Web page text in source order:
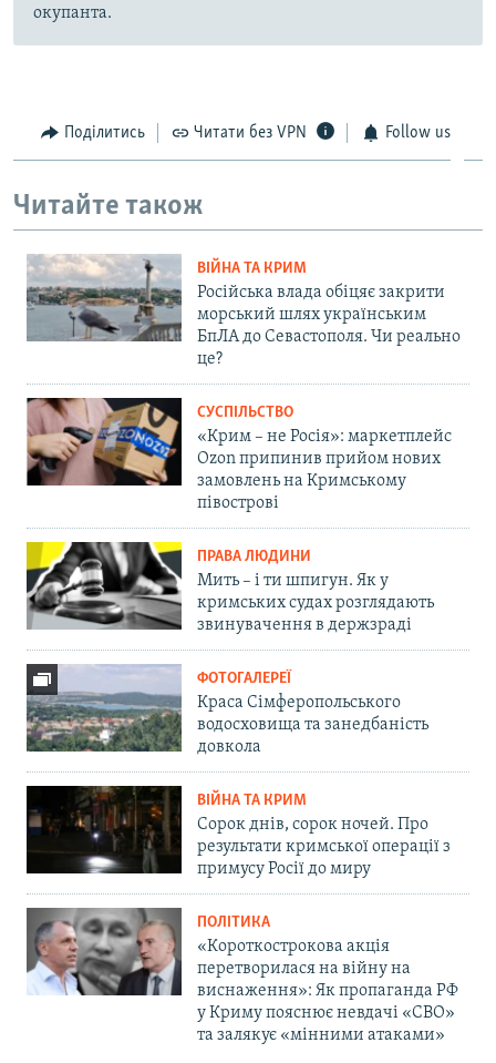
окупанта.
Поділитись Читати без VPN Follow us
Читайте також
ВІЙНА ТА КРИМ
Російська влада обіцяє закрити
морський шлях українським
БпЛА до Севастополя. Чи реально
це?
СУСПІЛЬСТВО
«Крим – не Росія»: маркетплейс
Ozon припинив прийом нових
замовлень на Кримському
півострові
ПРАВА ЛЮДИНИ
Мить – і ти шпигун. Як у
кримських судах розглядають
звинувачення в держзраді
ФОТОГАЛЕРЕЇ
Краса Сімферопольського
водосховища та занедбаність
довкола
ВІЙНА ТА КРИМ
Сорок днів, сорок ночей. Про
результати кримської операції з
примусу Росії до миру
ПОЛІТИКА
«Короткострокова акція
перетворилася на війну на
виснаження»: Як пропаганда РФ
у Криму пояснює невдачі «СВО»
та залякує «мінними атаками»